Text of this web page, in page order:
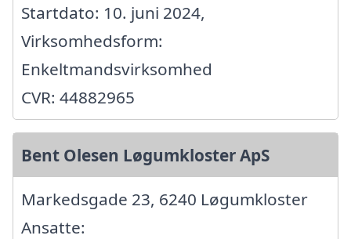
Startdato: 10. juni 2024,
Virksomhedsform:
Enkeltmandsvirksomhed
CVR: 44882965
Bent Olesen Løgumkloster ApS
Markedsgade 23, 6240 Løgumkloster
Ansatte: